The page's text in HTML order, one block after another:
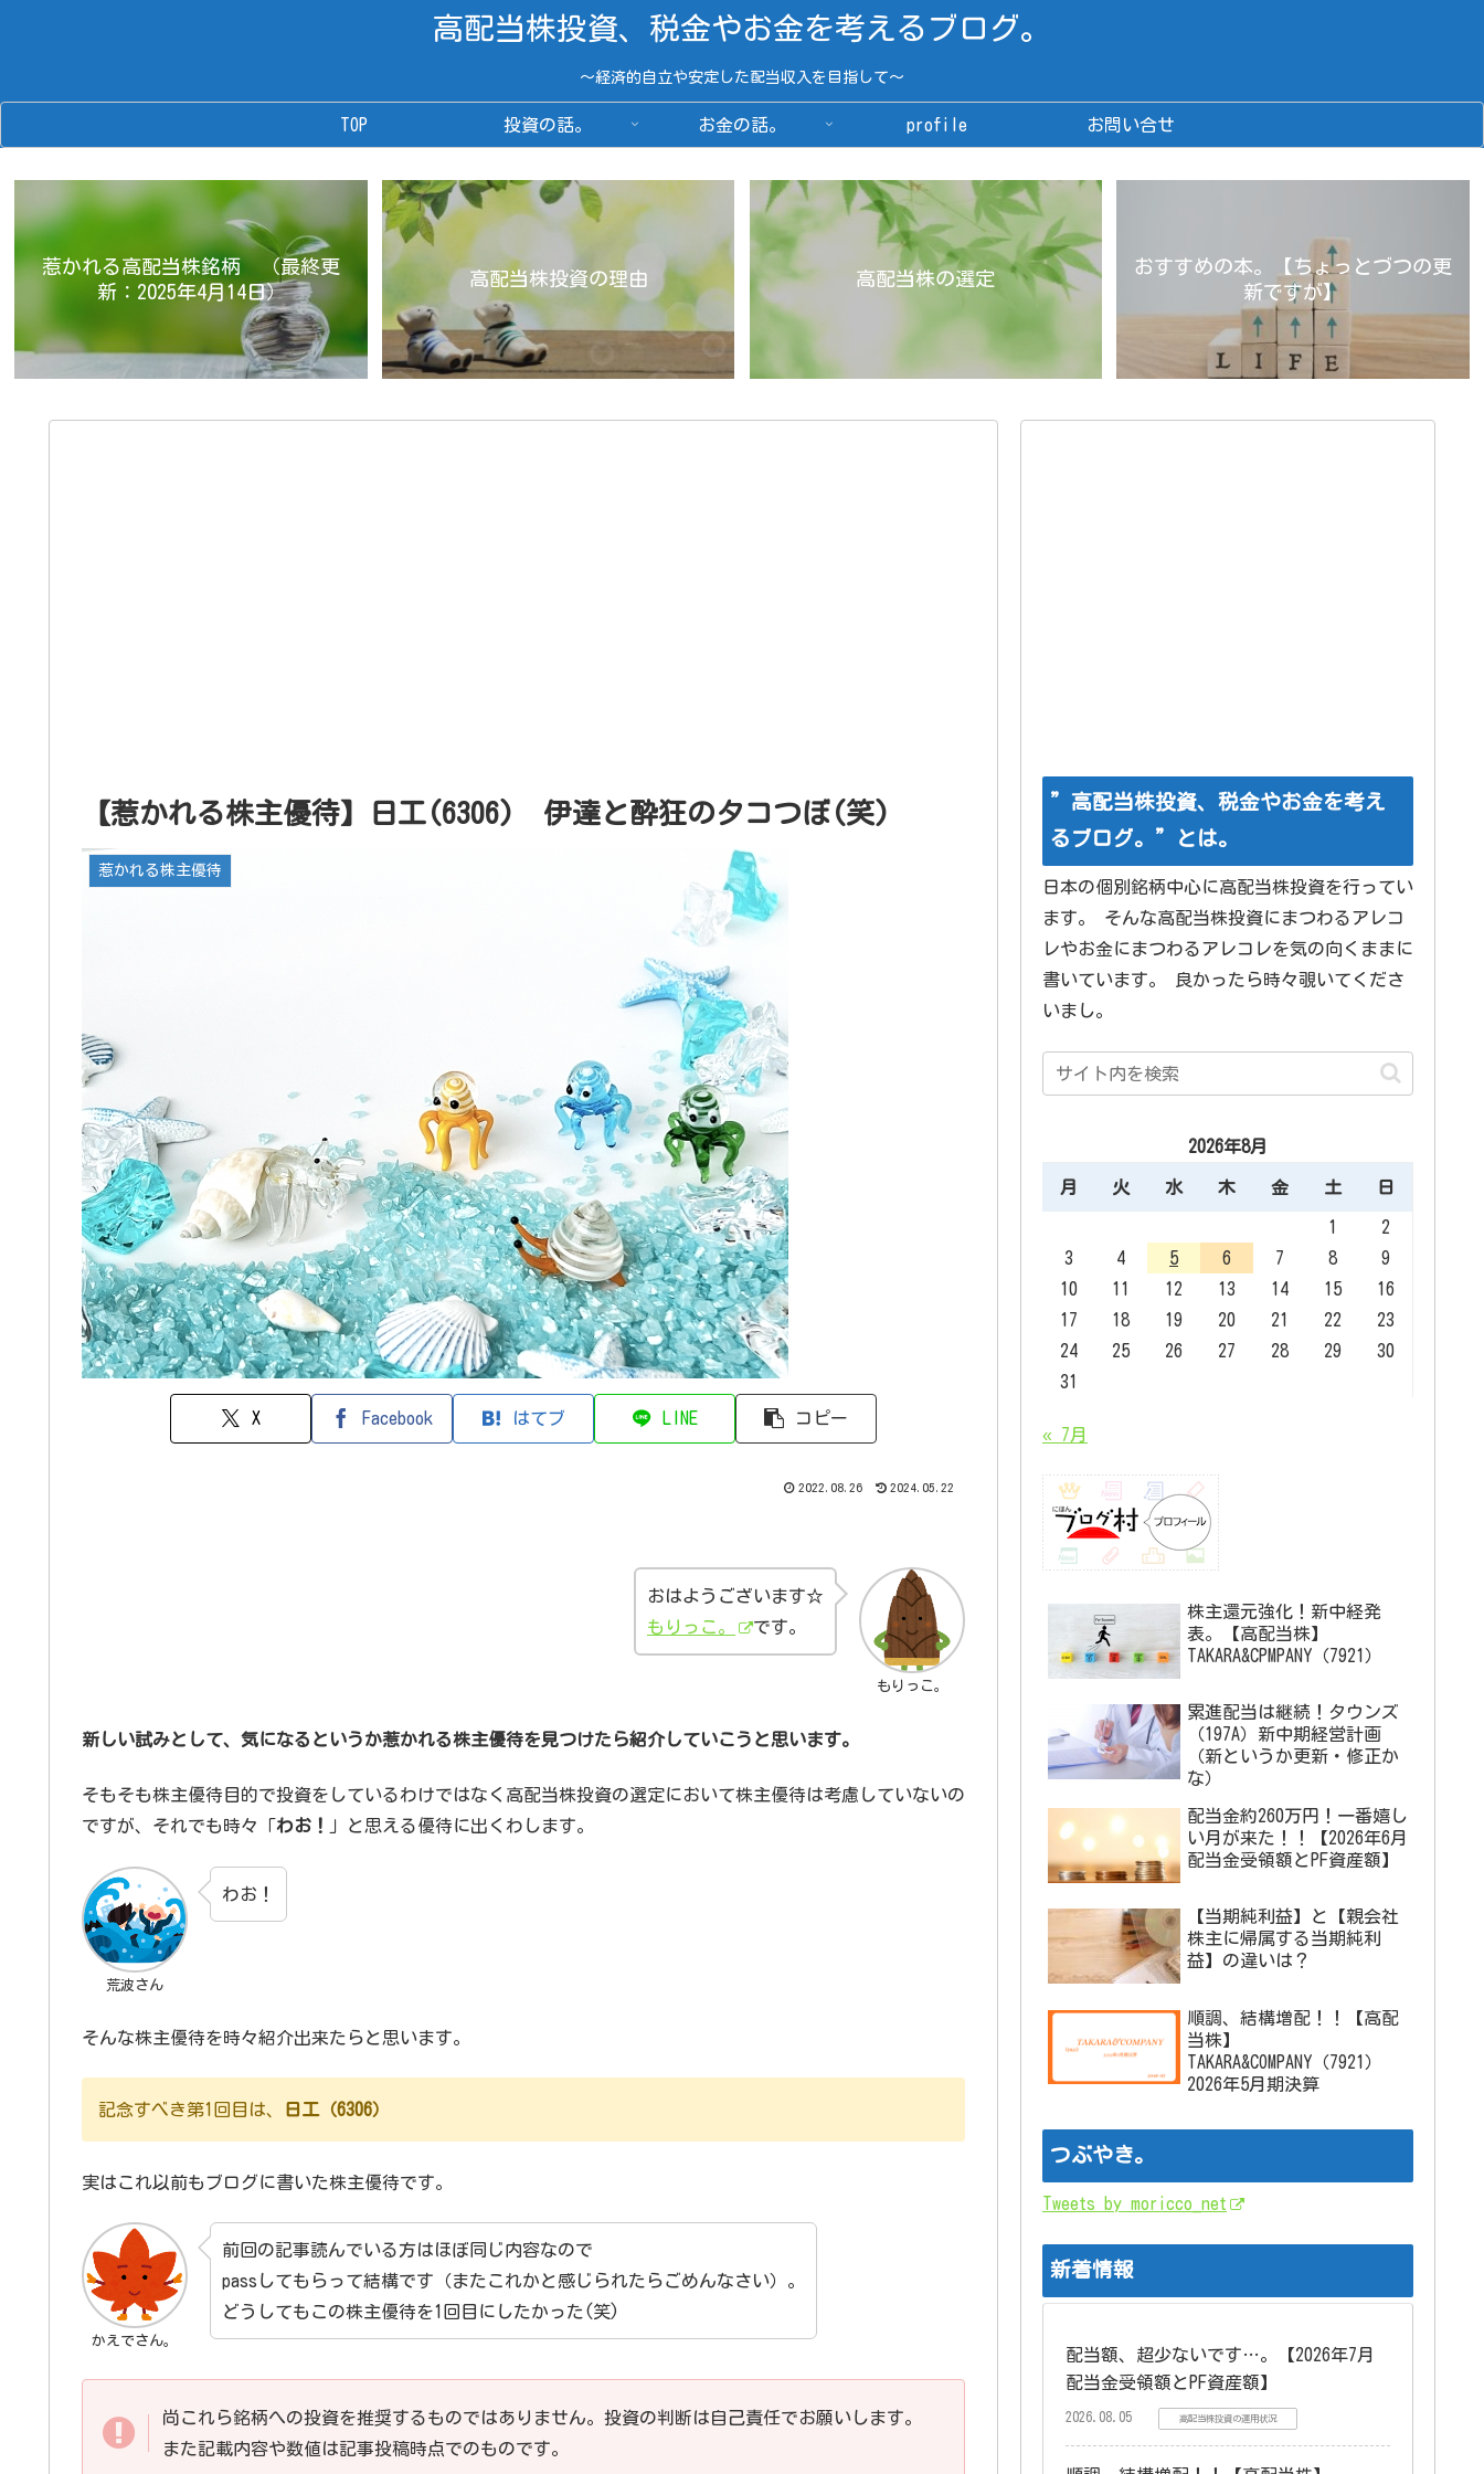
高配当株投資、税金やお金を考えるブログ。
～経済的自立や安定した配当収入を目指して～
TOP 投資の話。 お金の話。 profile お問い合せ
惹かれる高配当株銘柄 （最終更
新：2025年4月14日）
高配当株投資の理由 高配当株の選定
おすすめの本。【ちょっとづつの更
新ですが】
【惹かれる株主優待】日工(6306) 伊達と酔狂のタコつぼ(笑)
惹かれる株主優待
X Facebook はてブ LINE コピー
2022.08.26 2024.05.22
もりっこ。
おはようございます☆
もりっこ。
です。
新しい試みとして、気になるというか惹かれる株主優待を見つけたら紹介していこうと思います。
そもそも株主優待目的で投資をしているわけではなく高配当株投資の選定において株主優待は考慮していないの
ですが、それでも時々「わお！ 」と思える優待に出くわします。
荒波さん
わお！
そんな株主優待を時々紹介出来たらと思います。
記念すべき第1回目は、 日工（6306）
実はこれ以前もブログに書いた株主優待です。
かえでさん。
前回の記事読んでいる方はほぼ同じ内容なので
passしてもらって結構です（またこれかと感じられたらごめんなさい）。
どうしてもこの株主優待を1回目にしたかった(笑)
尚これら銘柄への投資を推奨するものではありません。投資の判断は自己責任でお願いします。
また記載内容や数値は記事投稿時点でのものです。
”高配当株投資、税金やお金を考え
るブログ。”とは。
日本の個別銘柄中心に高配当株投資を行ってい
ます。 そんな高配当株投資にまつわるアレコ
レやお金にまつわるアレコレを気の向くままに
書いています。 良かったら時々覗いてくださ
いまし。
2026年8月
月 火 水 木 金 土 日
1
2
3
4 5 6 7 8
9
10
11 12 13 14 15
16
17
18 19 20 21 22
23
24
25 26 27 28 29
30
31
« 7月
株主還元強化！新中経発
表。【高配当株】
TAKARA&CPMPANY（7921）
累進配当は継続！タウンズ
（197A）新中期経営計画
（新というか更新・修正か
な）
配当金約260万円！一番嬉し
い月が来た！！【2026年6月
配当金受領額とPF資産額】
【当期純利益】と【親会社
株主に帰属する当期純利
益】の違いは？
順調、結構増配！！【高配
当株】
TAKARA&COMPANY（7921）
2026年5月期決算
つぶやき。
Tweets by moricco_net
新着情報
配当額、超少ないです…。【2026年7月
配当金受領額とPF資産額】
2026.08.05 高配当株投資の運用状況